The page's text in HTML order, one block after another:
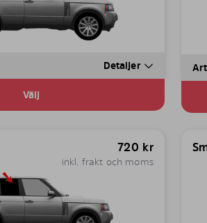
Detaljer
Välj
720 kr
inkl. frakt och moms